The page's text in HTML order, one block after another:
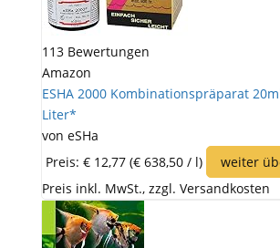
113 Bewertungen
Amazon
ESHA 2000 Kombinationspräparat
Liter*
von eSHa
Preis: € 12,77 (€ 638,50 / l)
weiter
Preis inkl. MwSt., zzgl. Versandkosten